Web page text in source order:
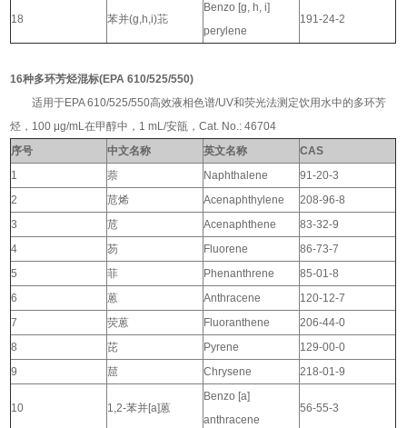
18 苯并(g,h,i)苝
Benzo [g, h, i]
perylene
191-24-2
16种多环芳烃混标(EPA 610/525/550)
适用于EPA 610/525/550高效液相色谱/UV和荧光法测定饮用水中的多环芳
烃， 100 μg/mL在甲醇中，1 mL/安瓿，Cat. No.: 46704
序号
中文名称 英文名称
CAS
1
萘 Naphthalene
91-20-3
2
苊烯 Acenaphthylene
208-96-8
3
苊 Acenaphthene
83-32-9
4
芴 Fluorene
86-73-7
5
菲 Phenanthrene
85-01-8
6
蒽 Anthracene
120-12-7
7
荧蒽 Fluoranthene
206-44-0
8
芘 Pyrene
129-00-0
9
䓛 Chrysene 218-01-9
10 1,2-苯并[a]蒽
Benzo [a]
anthracene
56-55-3